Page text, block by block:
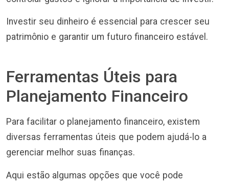
Investir seu dinheiro é essencial para crescer seu
patrimônio e garantir um futuro financeiro estável.
Ferramentas Úteis para
Planejamento Financeiro
Para facilitar o planejamento financeiro, existem
diversas ferramentas úteis que podem ajudá-lo a
gerenciar melhor suas finanças.
Aqui estão algumas opções que você pode